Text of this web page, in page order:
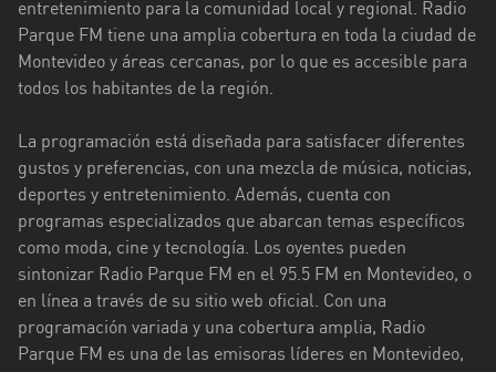
Paysandú
Salto
San
José
Soriano
Tacuarembó
entretenimiento para la comunidad local y regional. Radio
Parque FM tiene una amplia cobertura en toda la ciudad de
Montevideo y áreas cercanas, por lo que es accesible para
todos los habitantes de la región.
La programación está diseñada para satisfacer diferentes
gustos y preferencias, con una mezcla de música, noticias,
deportes y entretenimiento. Además, cuenta con
programas especializados que abarcan temas específicos
como moda, cine y tecnología. Los oyentes pueden
sintonizar Radio Parque FM en el 95.5 FM en Montevideo, o
en línea a través de su sitio web oficial. Con una
programación variada y una cobertura amplia, Radio
Parque FM es una de las emisoras líderes en Montevideo,